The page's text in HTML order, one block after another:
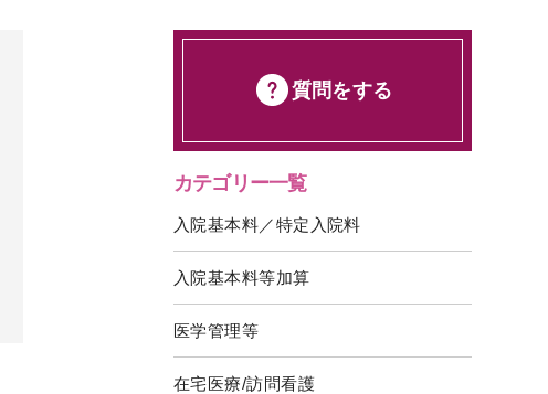
質問をする
カテゴリー一覧
入院基本料／特定入院料
入院基本料等加算
医学管理等
在宅医療/訪問看護